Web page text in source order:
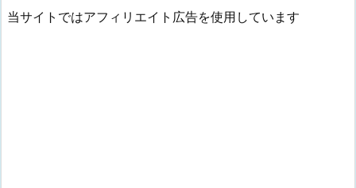
当サイトではアフィリエイト広告を使用しています